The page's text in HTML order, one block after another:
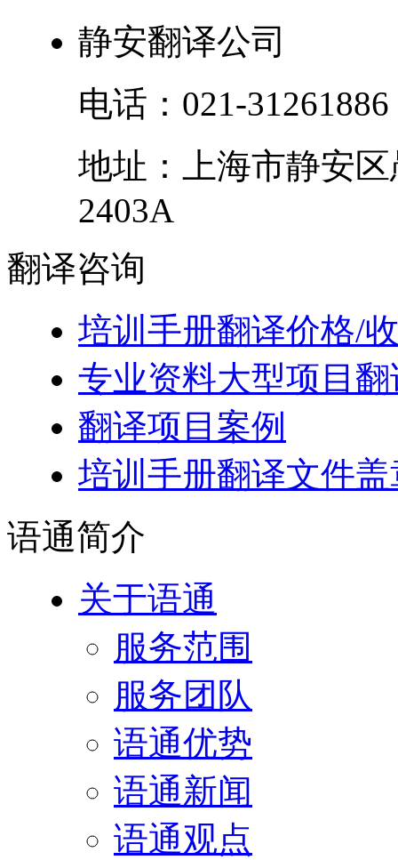
静安翻译公司
电话： 021-31261886
地址：
上海市静安区
2403A
翻译咨询
培训手册翻译价格/
专业资料大型项目翻
翻译项目案例
培训手册翻译文件盖
语通简介
关于语通
服务范围
服务团队
语通优势
语通新闻
语通观点